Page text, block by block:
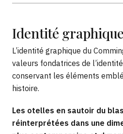
Identité graphique
L’identité graphique du
valeurs fondatrices de
conservant les éléments
histoire.
Les otelles en sautoir du
réinterprétées dans une